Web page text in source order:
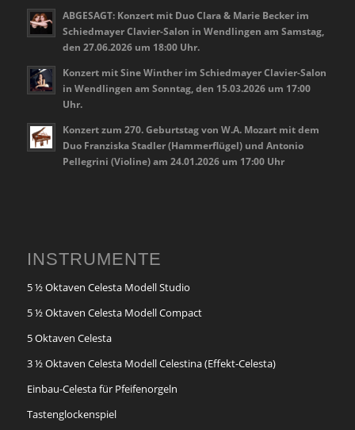
ABGESAGT: Konzert mit Duo Clara & Marie Becker im
Schiedmayer Clavier-Salon in Wendlingen am Samstag,
den 27.06.2026 um 18:00 Uhr.
Konzert mit Sine Winther im Schiedmayer Clavier-Salon
in Wendlingen am Sonntag, den 15.03.2026 um 17:00
Uhr.
Konzert zum 270. Geburtstag von W.A. Mozart mit dem
Duo Franziska Stadler (Hammerflügel) und Antonio
Pellegrini (Violine) am 24.01.2026 um 17:00 Uhr
INSTRUMENTE
5 ½ Oktaven Celesta Modell Studio
5 ½ Oktaven Celesta Modell Compact
5 Oktaven Celesta
3 ½ Oktaven Celesta Modell Celestina (Effekt-Celesta)
Einbau-Celesta für Pfeifenorgeln
Tastenglockenspiel